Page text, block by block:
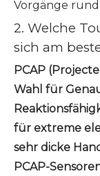
Vorgänge
2. Welche
sich am
PCAP
Wahl für
für extreme
sehr dicke
PCAP-